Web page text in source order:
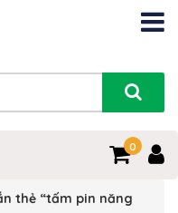
0
thẻ “tấm pin năng